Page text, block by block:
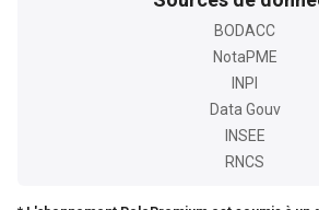
BODACC
NotaPME
INPI
Data Gouv
INSEE
RNCS